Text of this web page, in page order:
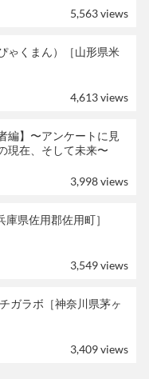
5,563 views
ゃくまん）［山形県米
4,613 views
編】〜アンケートに見
現在、そして未来〜
3,998 views
県佐用郡佐用町］
3,549 views
ガラボ［神奈川県茅ヶ
3,409 views